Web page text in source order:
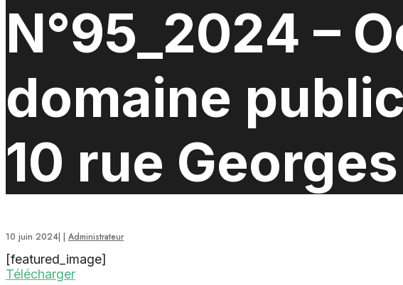
N°95_2024 –
domaine
10 rue
10 juin 2024| | Administrateur
[featured_image]
Télécharger